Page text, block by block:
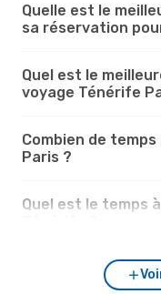
Quelle est le
sa réservation
Quel est le
voyage Ténérife
Combien de
Paris ?
Quel est le temps